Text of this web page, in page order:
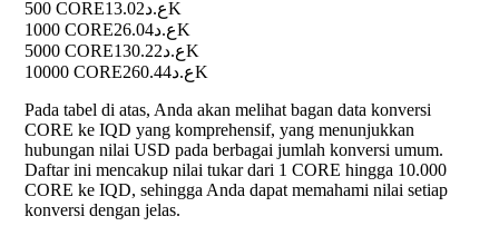
500 CORE
ع.د13.02K
1000 CORE
ع.د26.04K
5000 CORE
ع.د130.22K
10000 CORE
ع.د260.44K
Pada tabel di atas, Anda akan melihat bagan data konversi
CORE ke IQD yang komprehensif, yang menunjukkan
hubungan nilai USD pada berbagai jumlah konversi umum.
Daftar ini mencakup nilai tukar dari 1 CORE hingga 10.000
CORE ke IQD, sehingga Anda dapat memahami nilai setiap
konversi dengan jelas.